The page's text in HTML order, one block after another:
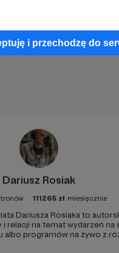
i przechodzę do
Dariusz Rosiak
111265 zł miesięcznie
Dariusza Rosiaka to
relacji na temat wydarzeń na
albo programów na żywo z